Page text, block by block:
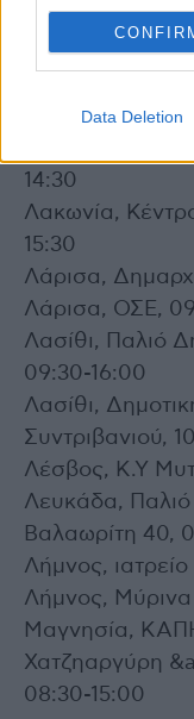
Data Deletion
Κως, πρώην
08:30-15:00
14:30
Λακωνία,
15:30
Λάρισα,
Λάρισα, ΟΣΕ,
Λασίθι, Παλιό
09:30-16:00
Λασίθι,
Συντριβανιού,
Λέσβος, Κ.Υ
Λευκάδα,
Βαλαωρίτη 40,
Λήμνος,
Λήμνος, Μύρινα
Μαγνησία,
Χατζηαργύρη
08:30-15:00